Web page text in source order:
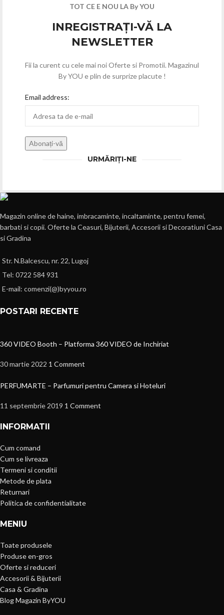
TOT CE E NOU LA By YOU
INREGISTRAȚI-VĂ LA
NEWSLETTER
Fii la curent cu cele mai noi Oferte si Promotii. Magazinul
By YOU e plin de surprize placute !
Email address:
URMĂRIȚI-NE
Magazin online de haine, imbracaminte, incaltaminte, pentru femei,
barbati si copii. Oferte la Ceasuri, Bijuterii, Accesorii si Decoratiuni Casa
si Gradina
Str. N.Balcescu, nr. 22, Lugoj
Tel: 0722 584 931
E-mail: comenzi(@)byyou.ro
POSTARI RECENTE
360 VIDEO Booth – Platforma 360 VIDEO de Inchiriat
30 martie 2022 1 Comment
PERFUMARTE – Parfumuri pentru Camera si Hoteluri
11 septembrie 2019 1 Comment
INFORMATII
Cum comand
Cum se livreaza
Termeni si conditii
Metode de plata
Returnari
Politica de confidentialitate
MENIU
Toate produsele
Produse en-gros
Oferte si reduceri
Accesorii & Bijuterii
Casa & Gradina
Blog Magazin ByYOU